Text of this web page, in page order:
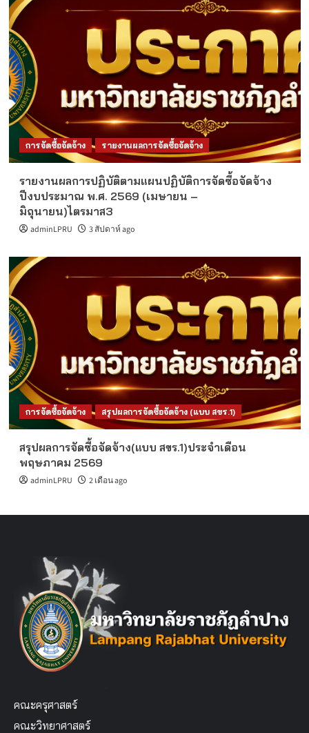
การจัดซื้อจัดจ้าง รายงานผลการจัดซื้อจัดจ้าง
รายงานผลการปฏิบัติตามแผนปฏิบัติการจัดซื้อจัดจ้าง
ปีงบประมาณ พ.ศ. 2569 (เมษายน –
มิถุนายน)ไตรมาส3
adminLPRU 3 สัปดาห์ ago
การจัดซื้อจัดจ้าง สรุปผลการจัดซื้อจัดจ้าง (แบบ สขร.1)
สรุปผลการจัดซื้อจัดจ้าง(แบบ สขร.1)ประจำเดือน
พฤษภาคม 2569
adminLPRU 2 เดือน ago
คณะครุศาสตร์
คณะวิทยาศาสตร์